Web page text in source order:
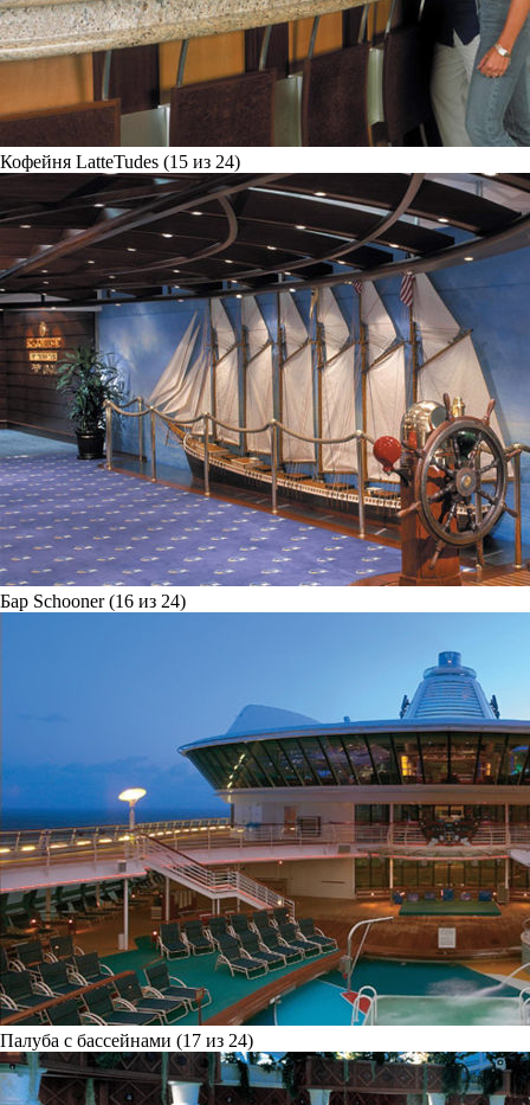
Кофейня LatteTudes (15 из 24)
Бар Schooner (16 из 24)
Палуба с бассейнами (17 из 24)